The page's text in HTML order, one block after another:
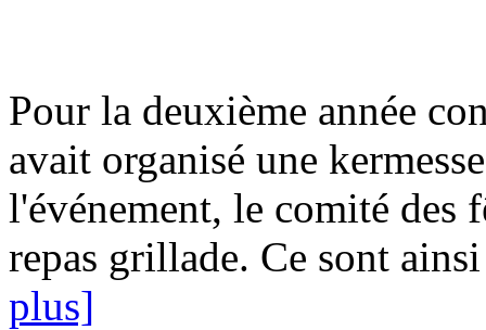
Pour la deuxième année
avait organisé une
l'événement, le comité des
repas grillade. Ce sont
plus]